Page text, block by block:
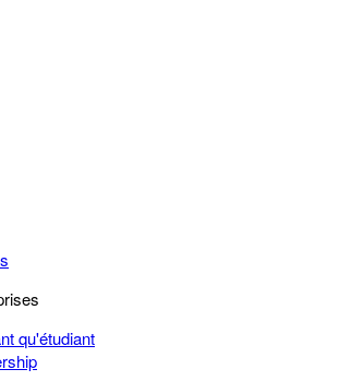
qu'étudiant